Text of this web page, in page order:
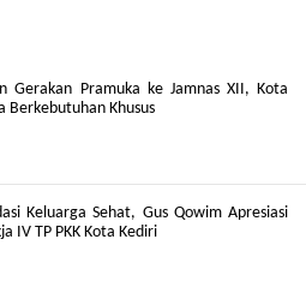
Gerakan Pramuka ke Jamnas XII, Kota
Berkebutuhan Khusus
Keluarga Sehat, Gus Qowim Apresiasi
IV TP PKK Kota Kediri